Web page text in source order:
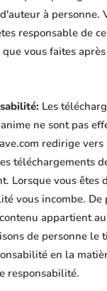
à personne.
responsable de
vous faites
Les
ne sont pas
redirige
téléchargements
Lorsque vous êtes
vous incombe.
appartient
de personne
en la
responsabilité.